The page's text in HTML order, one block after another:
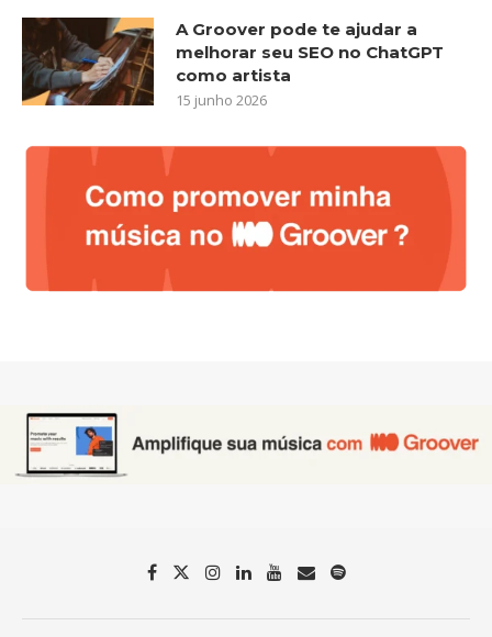
A Groover pode te ajudar a
melhorar seu SEO no ChatGPT
como artista
15 junho 2026